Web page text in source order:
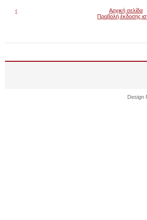
‹
Αρχική σελίδα
Προβολή έκδοσης
Design